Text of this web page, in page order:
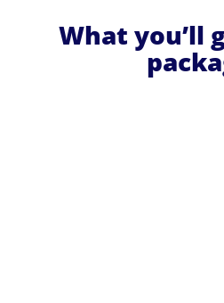
What you’ll